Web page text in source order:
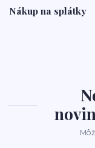
Nákup na splátky